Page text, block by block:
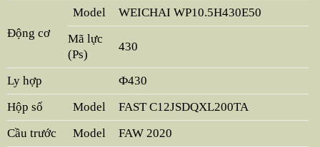
Động cơ
Model
WEICHAI WP10.5H430E50
Mã lực
(Ps)
430
Ly hợp
Ф430
Hộp số
Model
FAST C12JSDQXL200TA
Cầu trước
Model FAW 2020